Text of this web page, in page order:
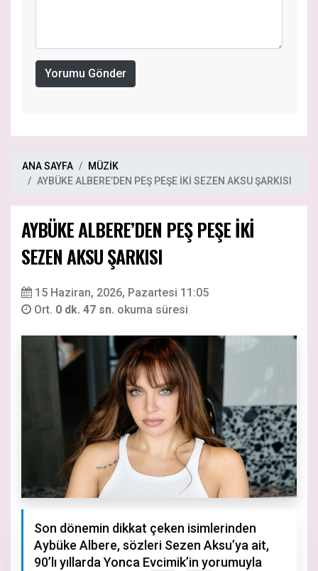
Yorumu Gönder
ANA SAYFA
MÜZİK
AYBÜKE ALBERE’DEN PEŞ PEŞE İKİ SEZEN AKSU ŞARKISI
AYBÜKE ALBERE’DEN PEŞ PEŞE İKİ
SEZEN AKSU ŞARKISI
15 Haziran, 2026, Pazartesi 11:05
Ort. 0 dk. 47 sn. okuma süresi
Son dönemin dikkat çeken isimlerinden
Aybüke Albere, sözleri Sezen Aksu’ya ait,
90’lı yıllarda Yonca Evcimik’in yorumuyla